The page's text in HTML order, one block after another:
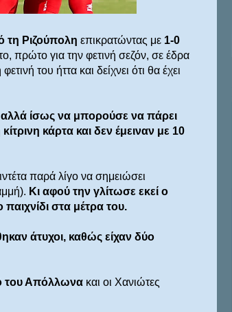
τη Ριζούπολη επικρατώντας με 1-0
πρώτο για την φετινή σεζόν, σε έδρα
του ήττα και δείχνει ότι θα έχει
αλλά ίσως να μπορούσε να πάρει
κάρτα και δεν έμειναν με 10
παρά λίγο να σημειώσει
Κι αφού την γλίτωσε εκεί ο
στα μέτρα του.
άτυχοι, καθώς είχαν δύο
του Απόλλωνακαι οι Χανιώτες